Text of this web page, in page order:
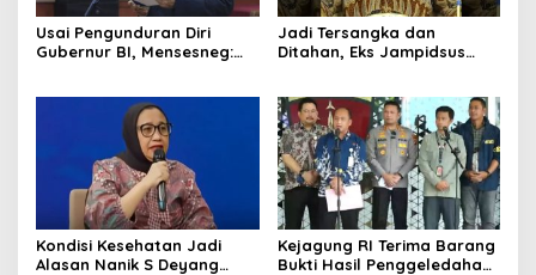
Usai Pengunduran Diri
Gubernur BI, Mensesneg:
Jadi Tersangka dan
Ditahan, Eks Jampidsus
Kondisi Kesehatan Jadi
Alasan Nanik S Deyang
Kejagung RI Terima Barang
Bukti Hasil Penggeledahan